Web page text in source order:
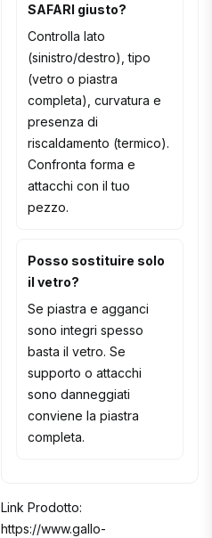
SAFARI giusto?
Controlla lato
(sinistro/destro), tipo
(vetro o piastra
completa), curvatura e
presenza di
riscaldamento (termico).
Confronta forma e
attacchi con il tuo
pezzo.
Posso sostituire solo
il vetro?
Se piastra e agganci
sono integri spesso
basta il vetro. Se
supporto o attacchi
sono danneggiati
conviene la piastra
completa.
Link Prodotto:
https://www.gallo-